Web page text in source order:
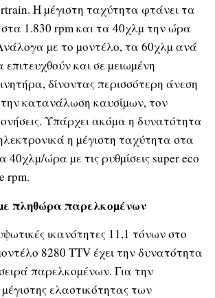
Η µέγιστη ταχύτητα φτάνει τα
1.830 rpm και τα 40χλµ την ώρα
µε το µοντέλο, τα 60χλµ ανά
και σε µειωµένη
δίνοντας περισσότερη άνεση
την κατανάλωση καυσίµων, τον
Υπάρχει ακόµα η δυνατότητα
η µέγιστη ταχύτητα στα
ώρα µε τις ρυθµίσεις super eco
rpm.
πληθώρα παρελκοµένων
ικανότητες 11,1 τόνων στο
8280 TTV έχει την δυνατότητα
παρελκοµένων. Για την
ελαστικότητας των